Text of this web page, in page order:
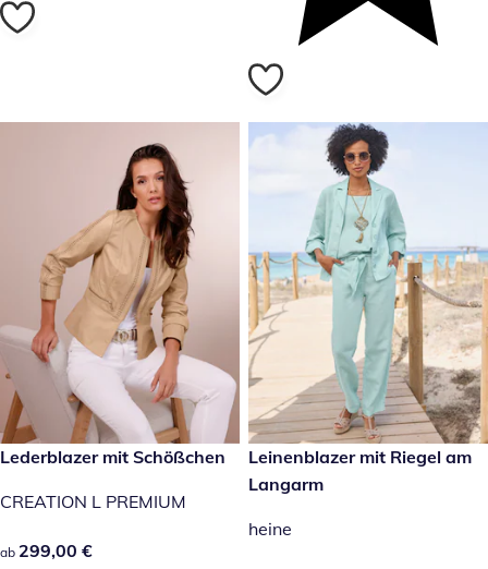
299,00 €
Lederblazer mit Schößchen
CREATION L PREMIUM
299,00 €
ab 299,00 €
89,99 €
Leinenblazer mit Riegel am
Langarm
heine